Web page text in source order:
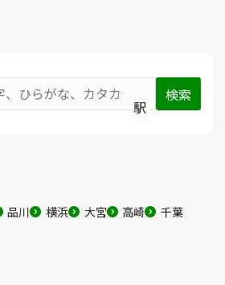
駅
品川 横浜 大宮 高崎
千葉